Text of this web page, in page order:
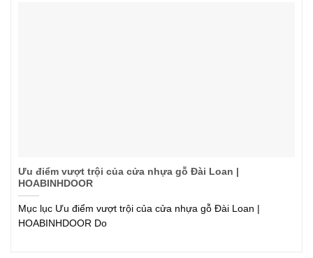
Ưu điểm vượt trội của cửa nhựa gỗ Đài Loan |
HOABINHDOOR
Mục lục Ưu điểm vượt trội của cửa nhựa gỗ Đài Loan |
HOABINHDOOR Do